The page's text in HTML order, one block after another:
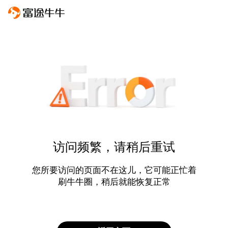
访问频繁，请稍后重试
您所要访问的页面不在这儿，它可能正忙着
刷牛牛圈，稍后就能恢复正常